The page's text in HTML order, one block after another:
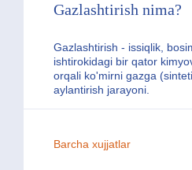
Gazlashtirish nima?
Gazlashtirish - issiqlik,
ishtirokidagi bir qator
orqali ko'mirni gazga
aylantirish jarayoni.
Barcha xujjatlar